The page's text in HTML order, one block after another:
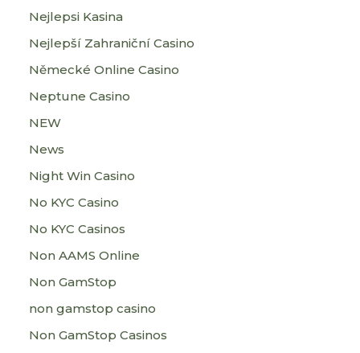
Nejlepsi Kasina
Nejlepší Zahraniční Casino
Německé Online Casino
Neptune Casino
NEW
News
Night Win Casino
No KYC Casino
No KYC Casinos
Non AAMS Online
Non GamStop
non gamstop casino
Non GamStop Casinos